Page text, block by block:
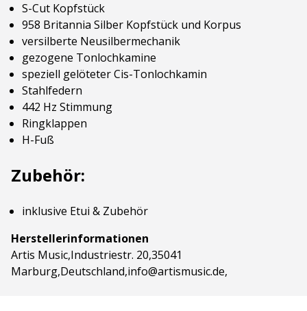
S-Cut Kopfstück
958 Britannia Silber Kopfstück und Korpus
versilberte Neusilbermechanik
gezogene Tonlochkamine
speziell gelöteter Cis-Tonlochkamin
Stahlfedern
442 Hz Stimmung
Ringklappen
H-Fuß
Zubehör:
inklusive Etui & Zubehör
Herstellerinformationen
Artis Music,Industriestr. 20,35041
Marburg,Deutschland,info@artismusic.de,